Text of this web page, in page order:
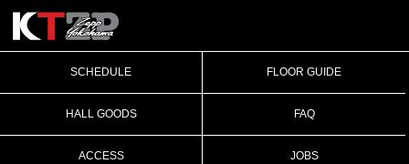
SCHEDULE FLOOR GUIDE
HALL GOODS FAQ
ACCESS JOBS